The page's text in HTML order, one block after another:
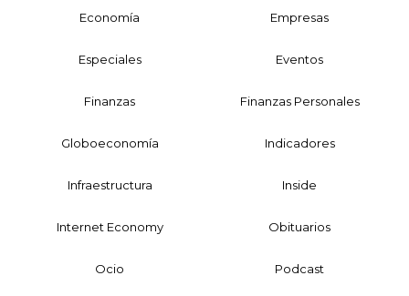
Economía Empresas
Especiales Eventos
Finanzas Finanzas Personales
Globoeconomía Indicadores
Infraestructura Inside
Internet Economy Obituarios
Ocio Podcast